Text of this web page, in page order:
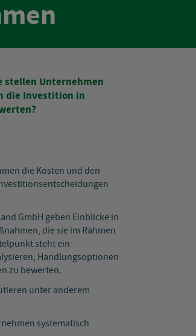
stellen Unternehmen
die Investition in
die Kosten und den
GmbH geben Einblicke in
die sie im Rahmen
steht ein
Handlungsoptionen
zu bewerten.
unter anderem
systematisch